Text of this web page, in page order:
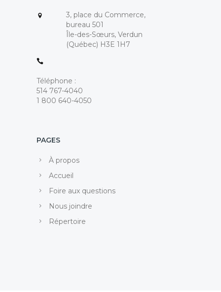
3, place du Commerce,
bureau 501
Île-des-Sœurs, Verdun
(Québec) H3E 1H7
Téléphone :
514 767-4040
1 800 640-4050
PAGES
À propos
Accueil
Foire aux questions
Nous joindre
Répertoire